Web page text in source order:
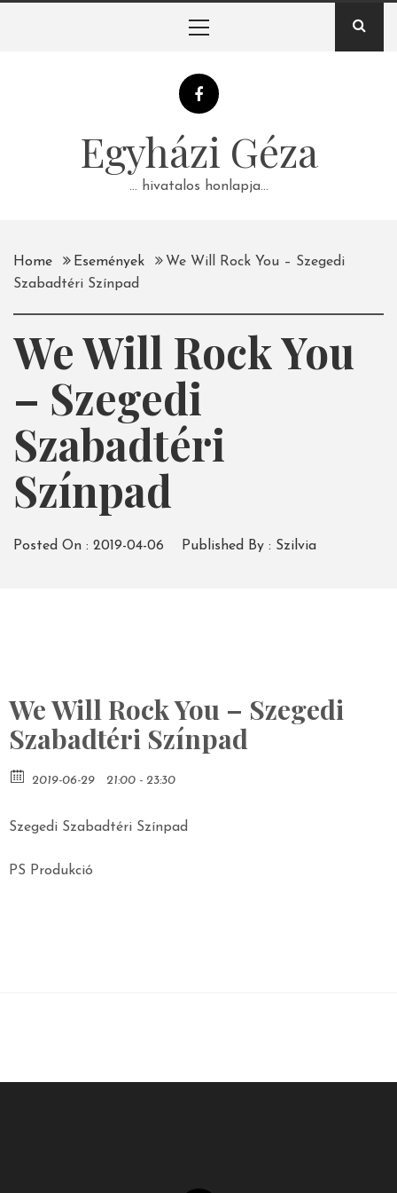
Egyházi Géza
… hivatalos honlapja…
Home Események
We Will Rock You – Szegedi
Szabadtéri Színpad
We Will Rock You
– Szegedi
Szabadtéri
Színpad
Posted On : 2019-04-06 Published By : Szilvia
We Will Rock You – Szegedi
Szabadtéri Színpad
2019-06-29 21:00 - 23:30
Szegedi Szabadtéri Színpad
PS Produkció